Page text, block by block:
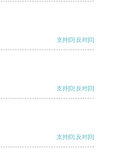
支持[0] 反对[0]
支持[0] 反对[0]
支持[0] 反对[0]